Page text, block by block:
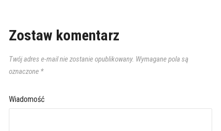
Zostaw komentarz
Twój adres e-mail nie zostanie opublikowany. Wymagane pola są
oznaczone *
Wiadomość